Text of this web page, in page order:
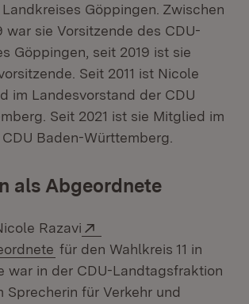
Göppingen. Zwischen
war sie Vorsitzende des CDU-
Göppingen, seit 2019 ist sie
Seit 2011 ist Nicole
im Landesvorstand der CDU
Seit 2021 ist sie Mitglied im
Baden-Württemberg.
als Abgeordnete
Razavi
(Öffnet in neuem Fenster)
für den Wahlkreis 11 in
war in der CDU-Landtagsfraktion
Sprecherin für Verkehr und